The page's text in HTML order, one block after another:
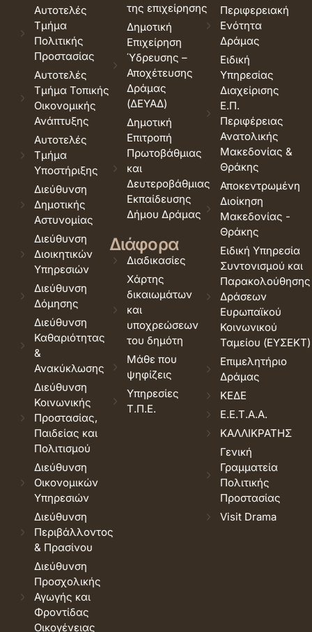
Αυτοτελές
Τμήμα
Πολιτικής
Προστασίας
Αυτοτελές
Τμήμα Τοπικής
Οικονομικής
Ανάπτυξης
Αυτοτελές
Τμήμα
Υποστήριξης
Διεύθυνση
Δημοτικής
Αστυνομίας
Διεύθυνση
Διοικητικών
Υπηρεσιών
Διεύθυνση
Δόμησης
Διεύθυνση
Καθαριότητας
&
Ανακύκλωσης
Διεύθυνση
Κοινωνικής
Προστασίας,
Παιδείας και
Πολιτισμού
Διεύθυνση
Οικονομικών
Υπηρεσιών
Διεύθυνση
Περιβάλλοντος
& Πρασίνου
Διεύθυνση
Προσχολικής
Αγωγής και
Φροντίδας
Οικογένειας
της επιχείρησης
Δημοτική
Επιχείρηση
Ύδρευσης –
Αποχέτευσης
Δράμας
(ΔΕΥΑΔ)
Δημοτική
Επιτροπή
Πρωτοβάθμιας
και
Δευτεροβάθμιας
Εκπαίδευσης
Δήμου Δράμας
Διάφορα
Διαδικασίες
Χάρτης
δικαιωμάτων
και
υποχρεώσεων
του δημότη
Μάθε που
ψηφίζεις
Υπηρεσίες
Τ.Π.Ε.
Περιφερειακή
Ενότητα
Δράμας
Ειδική
Υπηρεσίας
Διαχείρισης
Ε.Π.
Περιφέρειας
Ανατολικής
Μακεδονίας &
Θράκης
Αποκεντρωμένη
Διοίκηση
Μακεδονίας -
Θράκης
Ειδική Υπηρεσία
Συντονισμού και
Παρακολούθησης
Δράσεων
Ευρωπαϊκού
Κοινωνικού
Ταμείου (ΕΥΣΕΚΤ)
Επιμελητήριο
Δράμας
ΚΕΔΕ
Ε.Ε.Τ.Α.Α.
ΚΑΛΛΙΚΡΑΤΗΣ
Γενική
Γραμματεία
Πολιτικής
Προστασίας
Visit Drama